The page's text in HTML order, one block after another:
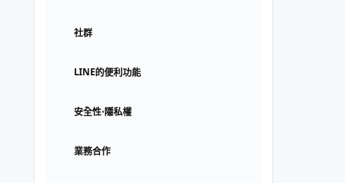
社群
LINE的便利功能
安全性⋅隱私權
業務合作